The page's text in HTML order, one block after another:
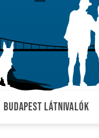
Budapest látnivalók